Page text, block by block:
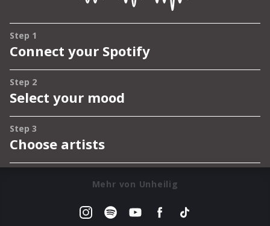
Mehr von Unheilig